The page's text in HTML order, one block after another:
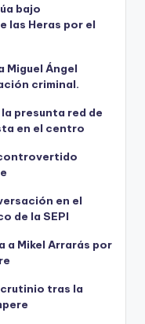
bajo
las Heras por el
Miguel Ángel
criminal.
presunta red de
en el centro
en el
de la SEPI
a Mikel Arrarás por
tras la